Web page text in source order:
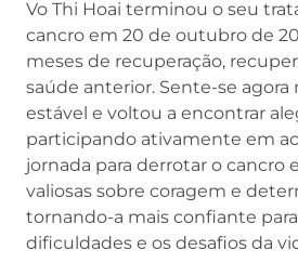
Vo Thi Hoai terminou o seu
cancro em 20 de outubro de
meses de recuperação,
saúde anterior. Sente-se
estável e voltou a encontrar
participando ativamente em
jornada para derrotar o cancro
valiosas sobre coragem e
tornando-a mais confiante
dificuldades e os desafios da